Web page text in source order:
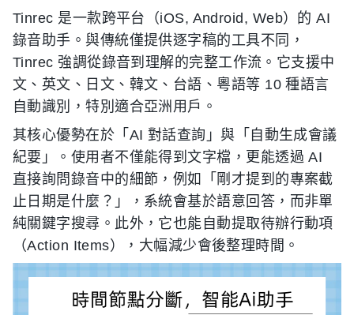
Tinrec 是一款跨平台（iOS, Android, Web）的 AI
錄音助手。與傳統僅提供逐字稿的工具不同，
Tinrec 強調從錄音到理解的完整工作流。它支援中
文、英文、日文、韓文、台語、粵語等 10 種語言
自動識別，特別適合亞洲用戶。
其核心優勢在於「AI 對話查詢」與「自動生成會議
紀要」。使用者不僅能得到文字檔，更能透過 AI
直接詢問錄音中的細節，例如「剛才提到的專案截
止日期是什麼？」，系統會基於語意回答，而非單
純關鍵字搜尋。此外，它也能自動提取待辦行動項
（Action Items），大幅減少會後整理時間。